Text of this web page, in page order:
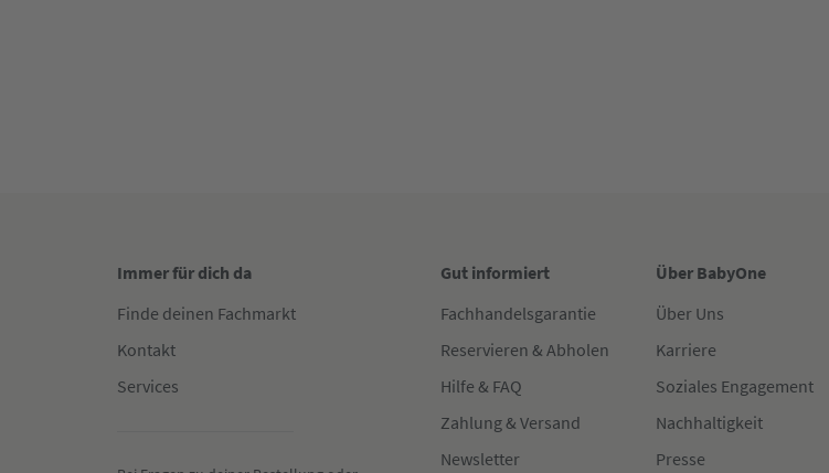
Immer für dich da
Finde deinen Fachmarkt
Kontakt
Services
Gut informiert
Fachhandelsgarantie
Reservieren & Abholen
Hilfe & FAQ
Zahlung & Versand
Newsletter
Über BabyOne
Über Uns
Karriere
Soziales Engagement
Nachhaltigkeit
Presse